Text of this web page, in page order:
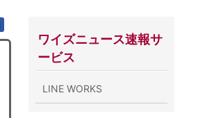
ワイズニュース速報サ
ービス
LINE WORKS